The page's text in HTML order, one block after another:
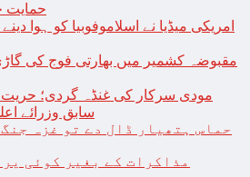
حمایت
امریکی میڈیا نے اسلاموفوبیا کو ہوا
مقبوضہ کشمیر میں بھارتی فوج کی
مودی سرکار کی غنڈہ گردی؛ حریت
سابق وزرائے
حماس ہتھیار ڈال دے تو غزہ
مذاکرات کے بغیر کوئی